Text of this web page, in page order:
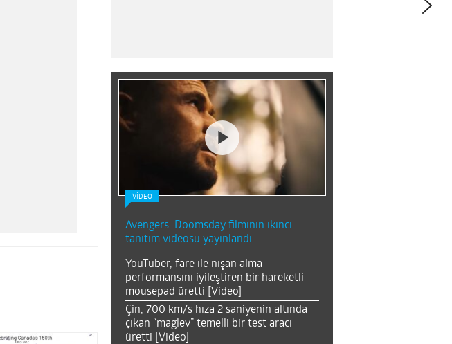
VİDEO
Avengers: Doomsday filminin ikinci
tanıtım videosu yayınlandı
YouTuber, fare ile nişan alma
performansını iyileştiren bir hareketli
mousepad üretti [Video]
Çin, 700 km/s hıza 2 saniyenin altında
çıkan “maglev” temelli bir test aracı
üretti [Video]